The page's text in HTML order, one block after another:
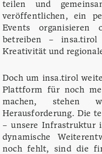
teilen und
veröffentlichen, ein
Events organisieren
betreiben –
Kreativität und
Doch um insa.tirol
Plattform für noch
machen, stehen
Herausforderung. Die
– unsere Infrastruktur
dynamische
noch fehlt, sind die